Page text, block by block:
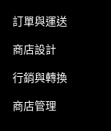
訂單與運送
商店設計
行銷與轉換
商店管理